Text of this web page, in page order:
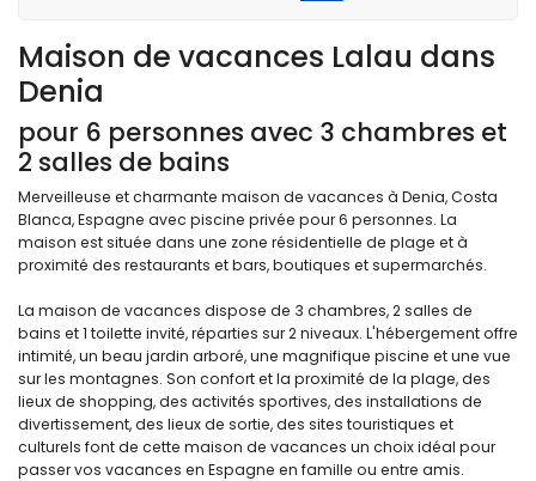
Maison de vacances Lalau dans
Denia
pour 6 personnes avec 3 chambres et
2 salles de bains
Merveilleuse et charmante maison de vacances à Denia, Costa
Blanca, Espagne avec piscine privée pour 6 personnes. La
maison est située dans une zone résidentielle de plage et à
proximité des restaurants et bars, boutiques et supermarchés.
La maison de vacances dispose de 3 chambres, 2 salles de
bains et 1 toilette invité, réparties sur 2 niveaux. L'hébergement offre
intimité, un beau jardin arboré, une magnifique piscine et une vue
sur les montagnes. Son confort et la proximité de la plage, des
lieux de shopping, des activités sportives, des installations de
divertissement, des lieux de sortie, des sites touristiques et
culturels font de cette maison de vacances un choix idéal pour
passer vos vacances en Espagne en famille ou entre amis.